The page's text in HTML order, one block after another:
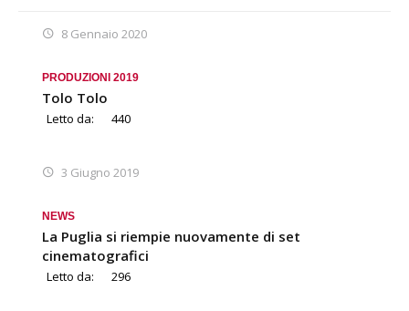
8 Gennaio 2020
PRODUZIONI 2019
Tolo Tolo
Letto da: 440
3 Giugno 2019
NEWS
La Puglia si riempie nuovamente di set
cinematografici
Letto da: 296